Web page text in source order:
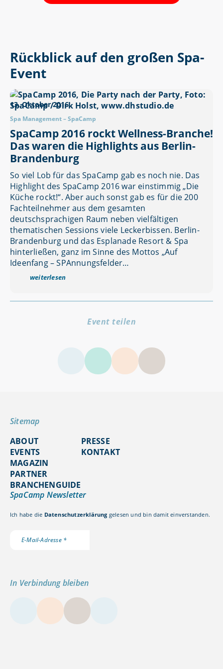
Rückblick auf den großen Spa-
Event
13. Oktober 2016
Spa Management–SpaCamp
SpaCamp 2016 rockt Wellness-Branche!
Das waren die Highlights aus Berlin-
Brandenburg
So viel Lob für das SpaCamp gab es noch nie. Das
Highlight des SpaCamp 2016 war einstimmig „Die
Küche rockt!“. Aber auch sonst gab es für die 200
Fachteilnehmer aus dem gesamten
deutschsprachigen Raum neben vielfältigen
thematischen Sessions viele Leckerbissen. Berlin-
Brandenburg und das Esplanade Resort & Spa
hinterließen, ganz im Sinne des Mottos „Auf
Ideenfang – SPAnnungsfelder…
weiterlesen
Event teilen
LinkedIn
Facebook
Twitter
Sitemap
ABOUT
EVENTS
MAGAZIN
PARTNER
BRANCHENGUIDE
PRESSE
KONTAKT
SpaCamp Newsletter
Ich habe die Datenschutzerklärung gelesen und bin damit einverstanden.
In Verbindung bleiben
LinkedIn
Instagram
YouTubeKontakt